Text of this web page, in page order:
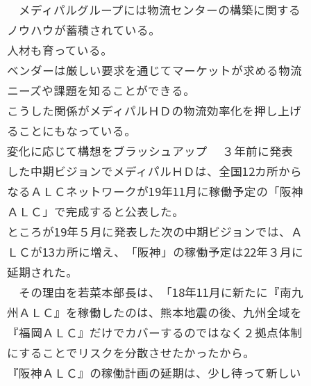
メディパルグループには物流センターの構築に関する
ノウハウが蓄積されている。
人材も育っている。
ベンダーは厳しい要求を通じてマーケットが求める物流
ニーズや課題を知ることができる。
こうした関係がメディパルＨＤの物流効率化を押し上げ
ることにもなっている。
変化に応じて構想をブラッシュアップ ３年前に発表
した中期ビジョンでメディパルＨＤは、全国12カ所から
なるＡＬＣネットワークが19年11月に稼働予定の「阪神
ＡＬＣ」で完成すると公表した。
ところが19年５月に発表した次の中期ビジョンでは、Ａ
ＬＣが13カ所に増え、「阪神」の稼働予定は22年３月に
延期された。
その理由を若菜本部長は、「18年11月に新たに『南九
州ＡＬＣ』を稼働したのは、熊本地震の後、九州全域を
『福岡ＡＬＣ』だけでカバーするのではなく２拠点体制
にすることでリスクを分散させたかったから。
『阪神ＡＬＣ』の稼働計画の延期は、少し待って新しい